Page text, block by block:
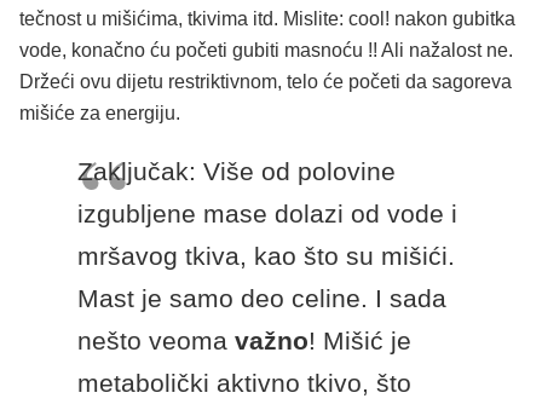
tečnost u mišićima, tkivima itd. Mislite: cool! nakon gubitka
vode, konačno ću početi gubiti masnoću !! Ali nažalost ne.
Držeći ovu dijetu restriktivnom, telo će početi da sagoreva
mišiće za energiju.
Zaključak: Više od polovine
izgubljene mase dolazi od vode i
mršavog tkiva, kao što su mišići.
Mast je samo deo celine. I sada
nešto veoma važno! Mišić je
metabolički aktivno tkivo, što